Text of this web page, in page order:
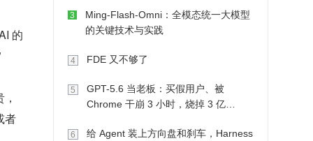
的
者
3
Ming-Flash-Omni：全模态统一大模型
的关键技术与实践
4 FDE 又不够了
5
GPT-5.6 当老板：买假用户、被
Chrome 干崩 3 小时，烧掉 3 亿
6
给 Agent 装上方向盘和刹车，Harness